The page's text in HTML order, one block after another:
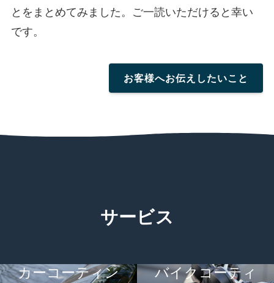
とをまとめてみました。ご一読いただけると幸い
です。
お客様へお伝えしたいこと
サービス
カーコーティン
バイクコーティ